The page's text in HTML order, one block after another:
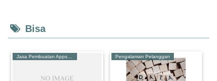
Bisa
Pengalaman Pelanggan